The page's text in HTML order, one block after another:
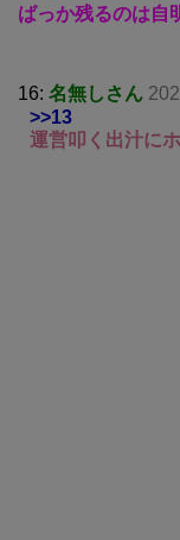
ばっか残るのは自
16: 名無しさん
>>13
運営叩く出汁に